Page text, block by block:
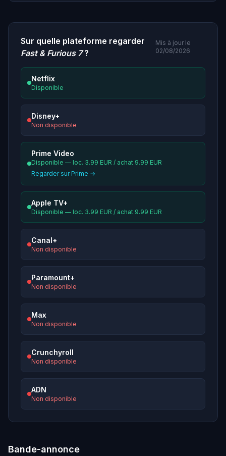
Sur quelle plateforme regarder
Fast & Furious 7?
Mis à jour le
02/08/2026
Netflix
Disponible
Disney+
Non disponible
Prime Video
Disponible — loc. 3.99 EUR / achat 9.99 EUR
Regarder sur Prime →
Apple TV+
Disponible — loc. 3.99 EUR / achat 9.99 EUR
Canal+
Non disponible
Paramount+
Non disponible
Max
Non disponible
Crunchyroll
Non disponible
ADN
Non disponible
Bande-annonce